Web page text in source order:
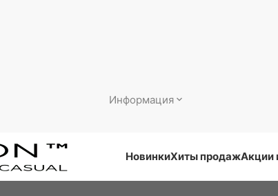
Информация
НовинкиХиты продажАкции